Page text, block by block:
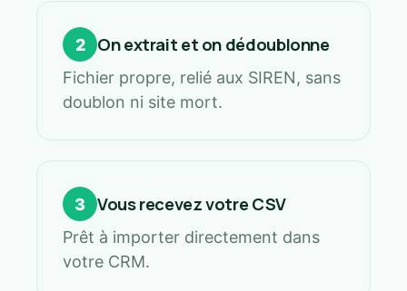
2 On extrait et on dédoublonne
Fichier propre, relié aux SIREN, sans
doublon ni site mort.
3 Vous recevez votre CSV
Prêt à importer directement dans
votre CRM.